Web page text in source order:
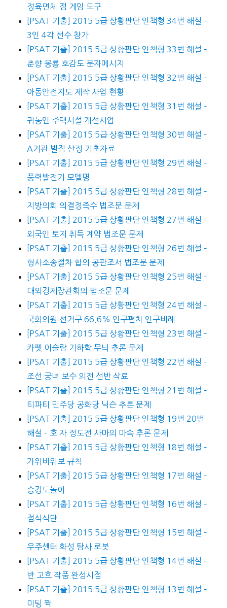
정육면체 점 게임 도구
[PSAT 기출] 2015 5급 상황판단 인책형 34번 해설 –
3인 4각 선수 참가
[PSAT 기출] 2015 5급 상황판단 인책형 33번 해설 –
춘향 몽룡 호감도 문자메시지
[PSAT 기출] 2015 5급 상황판단 인책형 32번 해설 –
아동안전지도 제작 사업 현황
[PSAT 기출] 2015 5급 상황판단 인책형 31번 해설 –
귀농인 주택시설 개선사업
[PSAT 기출] 2015 5급 상황판단 인책형 30번 해설 –
A기관 벌점 산정 기초자료
[PSAT 기출] 2015 5급 상황판단 인책형 29번 해설 –
풍력발전기 모델명
[PSAT 기출] 2015 5급 상황판단 인책형 28번 해설 –
지방의회 의결정족수 법조문 문제
[PSAT 기출] 2015 5급 상황판단 인책형 27번 해설 –
외국인 토지 취득 계약 법조문 문제
[PSAT 기출] 2015 5급 상황판단 인책형 26번 해설 –
형사소송절차 합의 공판조서 법조문 문제
[PSAT 기출] 2015 5급 상황판단 인책형 25번 해설 –
대외경제장관회의 법조문 문제
[PSAT 기출] 2015 5급 상황판단 인책형 24번 해설 –
국회의원 선거구 66.6% 인구편차 인구비례
[PSAT 기출] 2015 5급 상황판단 인책형 23번 해설 –
카펫 이슬람 기하학 무늬 추론 문제
[PSAT 기출] 2015 5급 상황판단 인책형 22번 해설 –
조선 궁녀 보수 의전 선반 삭료
[PSAT 기출] 2015 5급 상황판단 인책형 21번 해설 –
티파티 민주당 공화당 닉슨 추론 문제
[PSAT 기출] 2015 5급 상황판단 인책형 19번 20번
해설 – 호 자 정도전 사마의 마속 추론 문제
[PSAT 기출] 2015 5급 상황판단 인책형 18번 해설 –
가위바위보 규칙
[PSAT 기출] 2015 5급 상황판단 인책형 17번 해설 –
승경도놀이
[PSAT 기출] 2015 5급 상황판단 인책형 16번 해설 –
점식식단
[PSAT 기출] 2015 5급 상황판단 인책형 15번 해설 –
우주센터 화성 탐사 로봇
[PSAT 기출] 2015 5급 상황판단 인책형 14번 해설 –
반 고흐 작품 완성시점
[PSAT 기출] 2015 5급 상황판단 인책형 13번 해설 –
미팅 짝